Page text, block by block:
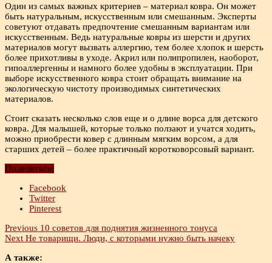
Один из самых важных критериев – материал ковра. Он может
быть натуральным, искусственным или смешанным. Эксперты
советуют отдавать предпочтение смешанным вариантам или
искусственным. Ведь натуральные ковры из шерсти и других
материалов могут вызвать аллергию, тем более хлопок и шерсть
более прихотливы в уходе. Акрил или полипропилен, наоборот,
гипоаллергенны и намного более удобны в эксплуатации. При
выборе искусственного ковра стоит обращать внимание на
экологическую чистоту производимых синтетических
материалов.
Стоит сказать несколько слов еще и о длине ворса для детского
ковра. Для малышей, которые только ползают и учатся ходить,
можно приобрести ковер с длинным мягким ворсом, а для
старших детей – более практичный коротковорсовый вариант.
Поделиться:
Facebook
Twitter
Pinterest
Previous 10 советов для поднятия жизненного тонуса
Next Не товарищи. Люди, с которыми нужно быть начеку
А также: